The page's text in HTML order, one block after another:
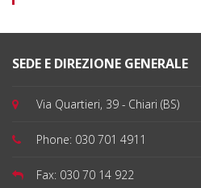
SEDE E DIREZIONE GENERALE
Via Quartieri, 39 - Chiari (BS)
Phone: 030 701 4911
Fax: 030 70 14 922